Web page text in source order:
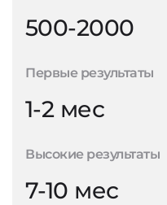
500-2000
Первые результаты
1-2 мес
Высокие результаты
7-10 мес